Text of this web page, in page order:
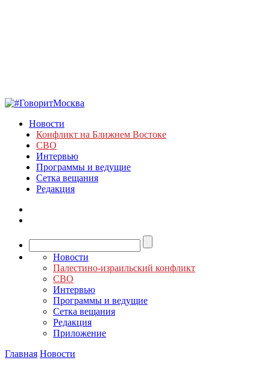
Новости
Конфликт на Ближнем Востоке
СВО
Интервью
Программы и ведущие
Сетка вещания
Редакция
Новости
Палестино-израильский конфликт
СВО
Интервью
Программы и ведущие
Сетка вещания
Редакция
Приложение
Главная Новости